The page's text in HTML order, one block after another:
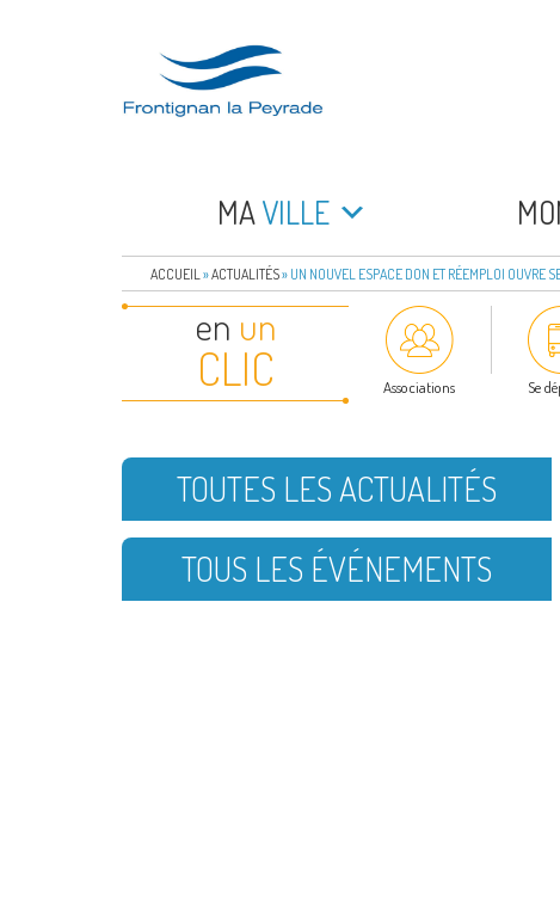
FRONTIGNAN LA
MAVILLE
ACCUEIL »ACTUALITÉS» UN NOUVEL ESPACE DON ET RÉEMPLOI OUVRE
en un
CLIC Associations Se
TOUTES LES ACTUALITÉS
TOUS LES ÉVÉNEMENTS